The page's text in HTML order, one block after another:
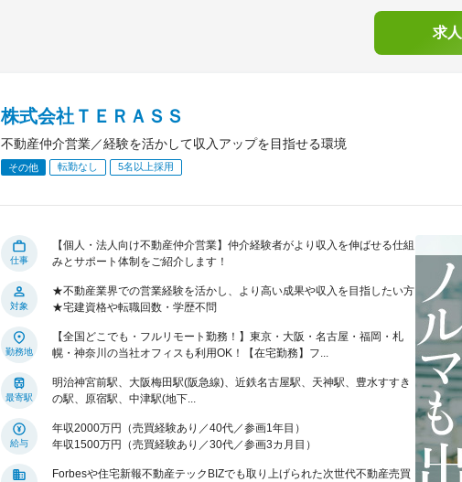
求
株式会社ＴＥＲＡＳＳ
不動産仲介営業／経験を活かして収入アップを目指せる環境
その他 転勤なし 5名以上採用
仕事
【個人・法人向け不動産仲介営業】仲介経験者がより収入を伸ばせる仕組
みとサポート体制をご紹介します！
対象
★不動産業界での営業経験を活かし、より高い成果や収入を目指したい方
★宅建資格や転職回数・学歴不問
勤務地
【全国どこでも・フルリモート勤務！】東京・大阪・名古屋・福岡・札
幌・神奈川の当社オフィスも利用OK！【在宅勤務】フ...
最寄駅
明治神宮前駅、大阪梅田駅(阪急線)、近鉄名古屋駅、天神駅、豊水すすき
の駅、原宿駅、中津駅(地下...
給与
年収2000万円（売買経験あり／40代／参画1年目）
年収1500万円（売買経験あり／30代／参画3カ月目）
Forbesや住宅新報不動産テックBIZでも取り上げられた次世代不動産売買